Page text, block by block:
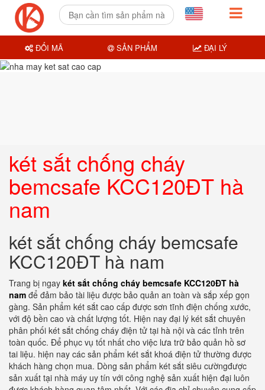
két sắt chống cháy
bemcsafe KCC120ĐT hà
nam
két sắt chống cháy bemcsafe
KCC120ĐT hà nam
Trang bị ngay két sắt chống cháy bemcsafe KCC120ĐT hà
nam để đảm bảo tài liệu được bảo quản an toàn và sắp xếp gọn
gàng. Sản phẩm két sắt cao cấp được sơn tĩnh điện chống xước,
với độ bền cao và chất lượng tốt. Hiện nay đại lý két sắt chuyên
phân phối két sắt chống cháy điện tử tại hà nội và các tỉnh trên
toàn quốc. Để phục vụ tốt nhất cho việc lưa trữ bảo quản hồ sơ
tai liệu. hiện nay các sản phẩm két sắt khoá điện tử thường được
khách hàng chọn mua. Dòng sản phẩm két sắt siêu cườngđược
sản xuất tại nhà máy uy tín với công nghệ sản xuất hiện đại luôn
ĐỔI MÃ SẢN PHẨM ĐẠI LÝ